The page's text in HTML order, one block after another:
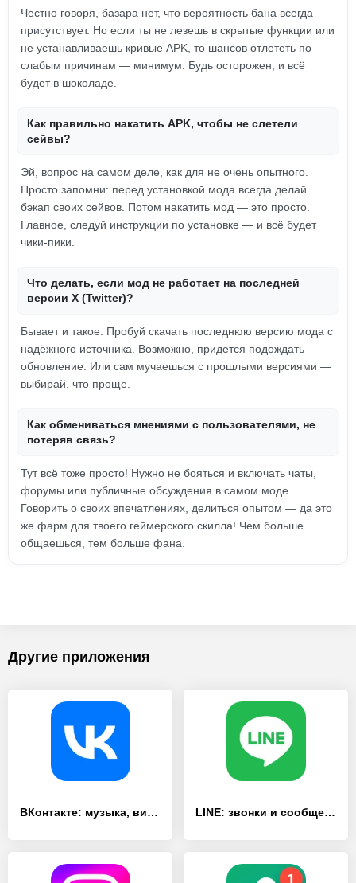
Честно говоря, базара нет, что вероятность бана всегда
присутствует. Но если ты не лезешь в скрытые функции или
не устанавливаешь кривые APK, то шансов отлететь по
слабым причинам — минимум. Будь осторожен, и всё
будет в шоколаде.
Как правильно накатить APK, чтобы не слетели
сейвы?
Эй, вопрос на самом деле, как для не очень опытного.
Просто запомни: перед установкой мода всегда делай
бэкап своих сейвов. Потом накатить мод — это просто.
Главное, следуй инструкции по установке — и всё будет
чики-пики.
Что делать, если мод не работает на последней
версии X (Twitter)?
Бывает и такое. Пробуй скачать последнюю версию мода с
надёжного источника. Возможно, придется подождать
обновление. Или сам мучаешься с прошлыми версиями —
выбирай, что проще.
Как обмениваться мнениями с пользователями, не
потеряв связь?
Тут всё тоже просто! Нужно не бояться и включать чаты,
форумы или публичные обсуждения в самом моде.
Говорить о своих впечатлениях, делиться опытом — да это
же фарм для твоего геймерского скилла! Чем больше
общаешься, тем больше фана.
Другие приложения
ВКонтакте: музыка, видео, чат LINE: звонки и сообщения